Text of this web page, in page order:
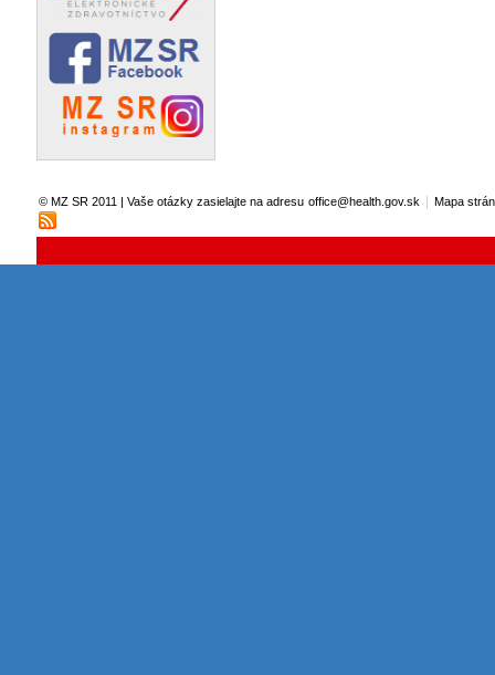
© MZ SR 2011 | Vaše otázky zasielajte na adresu office@health.gov.sk Mapa